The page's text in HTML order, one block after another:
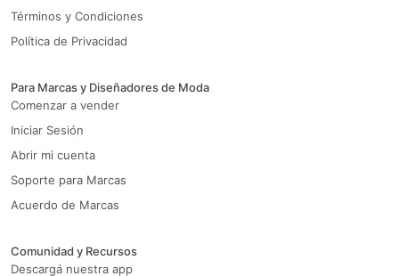
Términos y Condiciones
Política de Privacidad
Para Marcas y Diseñadores de Moda
Comenzar a vender
Iniciar Sesión
Abrir mi cuenta
Soporte para Marcas
Acuerdo de Marcas
Comunidad y Recursos
Descargá nuestra app